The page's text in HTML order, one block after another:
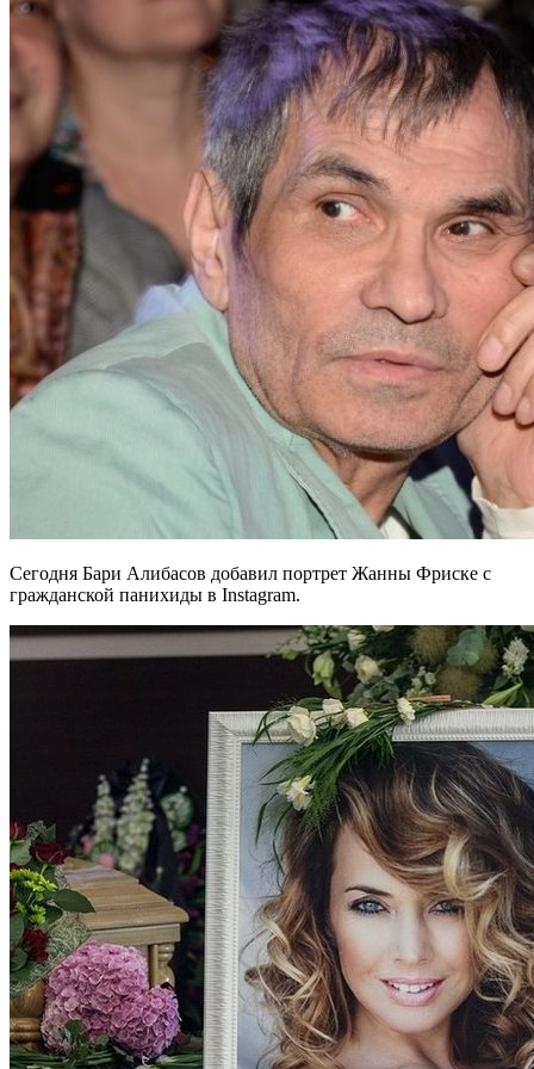
Сегодня Бари Алибасов добавил портрет Жанны Фриске с
гражданской панихиды в Instagram.